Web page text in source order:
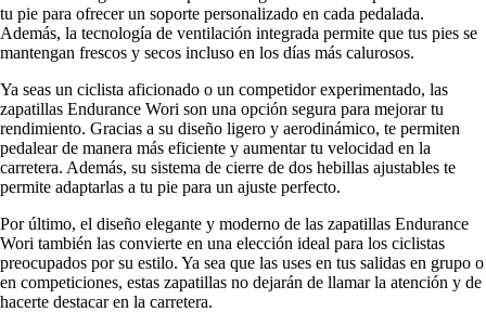
tu pie para ofrecer un soporte personalizado en cada pedalada.
Además, la tecnología de ventilación integrada permite que tus pies se
mantengan frescos y secos incluso en los días más calurosos.
Ya seas un ciclista aficionado o un competidor experimentado, las
zapatillas Endurance Wori son una opción segura para mejorar tu
rendimiento. Gracias a su diseño ligero y aerodinámico, te permiten
pedalear de manera más eficiente y aumentar tu velocidad en la
carretera. Además, su sistema de cierre de dos hebillas ajustables te
permite adaptarlas a tu pie para un ajuste perfecto.
Por último, el diseño elegante y moderno de las zapatillas Endurance
Wori también las convierte en una elección ideal para los ciclistas
preocupados por su estilo. Ya sea que las uses en tus salidas en grupo o
en competiciones, estas zapatillas no dejarán de llamar la atención y de
hacerte destacar en la carretera.